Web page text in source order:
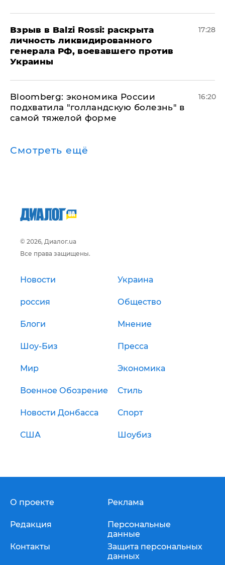
​Взрыв в Balzi Rossi: раскрыта
личность ликвидированного
генерала РФ, воевавшего против
Украины
17:28
Bloomberg: экономика России
подхватила "голландскую болезнь" в
самой тяжелой форме
16:20
Смотреть ещё
© 2026, Диалог.ua
Все права защищены.
Новости Украина
россия Общество
Блоги Мнение
Шоу-Биз Пресса
Мир Экономика
Военное Обозрение Стиль
Новости Донбасса Спорт
США Шоубиз
О проекте
Редакция
Контакты
Реклама
Персональные
данные
Защита персональных
данных